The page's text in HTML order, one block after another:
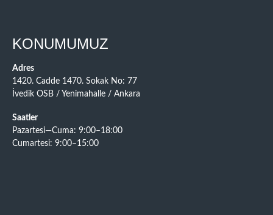
KONUMUMUZ
Adres
1420. Cadde 1470. Sokak No: 77
İvedik OSB / Yenimahalle / Ankara
Saatler
Pazartesi—Cuma: 9:00–18:00
Cumartesi: 9:00–15:00